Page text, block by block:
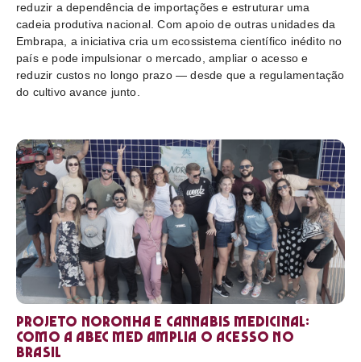
reduzir a dependência de importações e estruturar uma
cadeia produtiva nacional. Com apoio de outras unidades da
Embrapa, a iniciativa cria um ecossistema científico inédito no
país e pode impulsionar o mercado, ampliar o acesso e
reduzir custos no longo prazo — desde que a regulamentação
do cultivo avance junto.
Projeto Noronha e cannabis medicinal:
como a ABEC Med amplia o acesso no
Brasil